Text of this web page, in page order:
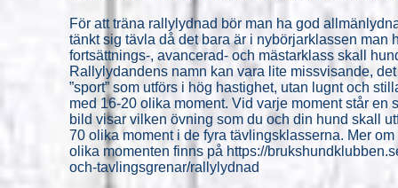
För att träna rallylydnad bör man ha god
tänkt sig tävla då det bara är i nybörjarklassen man
fortsättnings-, avancerad- och mästarklass skall
Rallylydandens namn kan vara lite missvisande,
”sport” som utförs i hög hastighet, utan lugnt och
med 16-20 olika moment. Vid varje moment står en
bild visar vilken övning som du och din hund skall
70 olika moment i de fyra tävlingsklasserna. Mer
olika momenten finns på https://
och-tavlingsgrenar/rallylydnad